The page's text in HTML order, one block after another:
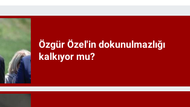
Özgür Özel'in dokunulmazlığı
kalkıyor mu?